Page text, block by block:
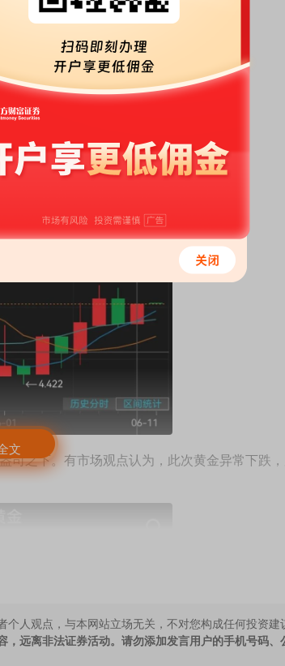
之下。有市场观点认为，此次黄金异常下跌
文
人观点，与本网站立场无关，不对您构成任何投资建
远离非法证券活动。请勿添加发言用户的手机号码、